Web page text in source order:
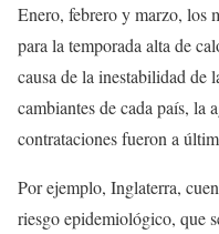
Enero, febrero y marzo, los
para la temporada alta de
causa de la inestabilidad de
cambiantes de cada país, la
contrataciones fueron a
Por ejemplo, Inglaterra,
riesgo epidemiológico, que